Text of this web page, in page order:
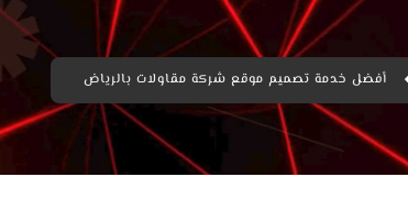
أفضل خدمة تصميم موقع شركة مقاولات بالرياض